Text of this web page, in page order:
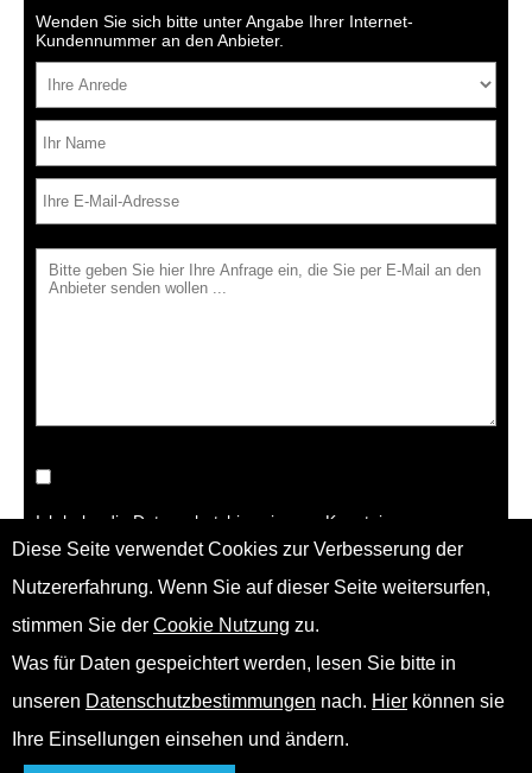
Diese Seite verwendet Cookies zur Verbesserung der
Nutzererfahrung. Wenn Sie auf dieser Seite weitersurfen,
stimmen Sie der Cookie Nutzung zu.
Was für Daten gespeichtert werden, lesen Sie bitte in
unseren Datenschutzbestimmungen nach. Hier können sie
Ihre Einsellungen einsehen und ändern.
Wenden Sie sich bitte unter Angabe Ihrer Internet-
Kundennummer an den Anbieter.
Ich habe die Datenschutzhinweise zur Kenntnis genommen
THEATER CHUR
Kauffmannstrasse
T +41 81 252 66
44